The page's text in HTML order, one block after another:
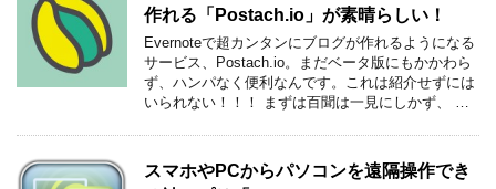
作れる「Postach.io」が素晴らしい！
Evernoteで超カンタンにブログが作れるようになる
サービス、Postach.io。まだベータ版にもかかわら
ず、ハンパなく便利なんです。これは紹介せずには
いられない！！！ まずは百聞は一見にしかず、 …
スマホやPCからパソコンを遠隔操作でき